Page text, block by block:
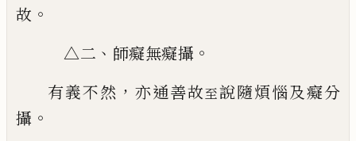
故 。
△二 、 師癡無癡攝 。
有義不然 ， 亦通善故至說隨煩惱及癡分
攝 。